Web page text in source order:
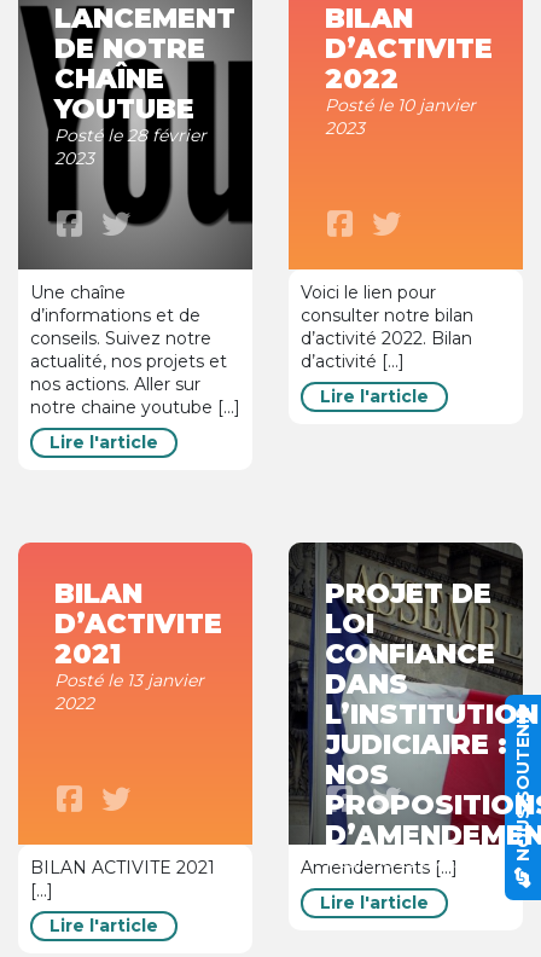
LANCEMENT
DE NOTRE
CHAÎNE
YOUTUBE
Posté le 28 février
2023
Une chaîne
d’informations et de
conseils. Suivez notre
actualité, nos projets et
nos actions. Aller sur
notre chaine youtube [...]
Lire l'article
BILAN
D’ACTIVITE
2022
Posté le 10 janvier
2023
Voici le lien pour
consulter notre bilan
d’activité 2022. Bilan
d’activité [...]
Lire l'article
BILAN
D’ACTIVITE
2021
Posté le 13 janvier
2022
BILAN ACTIVITE 2021
[...]
Lire l'article
PROJET DE
LOI
CONFIANCE
DANS
L’INSTITUTION
JUDICIAIRE :
NOS
Posté le 22 avril 2021
Amendements [...]
Lire l'article
NOUS SOUTENIR